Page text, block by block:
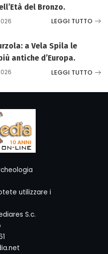
del Bronzo.
LEGGI TUTTO
a Vela Spila le
antiche d’Europa.
LEGGI TUTTO
utilizzare i
S.c.